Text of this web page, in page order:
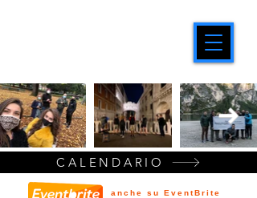
CALENDARIO
anche su EventBrite